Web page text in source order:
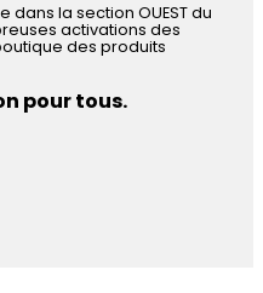
dans la section OUEST du
activations des
des produits
pour tous.